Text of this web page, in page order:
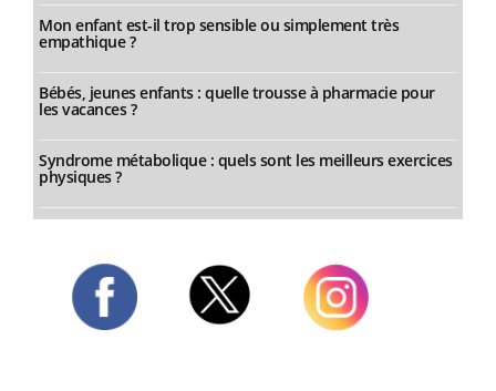
Mon enfant est-il trop sensible ou simplement très
empathique ?
Bébés, jeunes enfants : quelle trousse à pharmacie pour
les vacances ?
Syndrome métabolique : quels sont les meilleurs exercices
physiques ?